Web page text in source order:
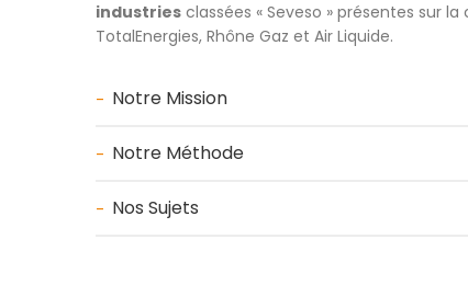
industries classées « Seveso » présentes sur
TotalEnergies, Rhône Gaz et Air Liquide.
Notre Mission
Notre Méthode
Nos Sujets